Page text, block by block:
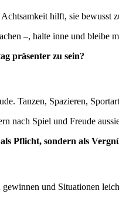
hilft, sie bewusst
–, halte inne und
präsenter zu sein?
Tanzen, Spazieren,
nach Spiel und Freude
Pflicht, sondern als
und Situationen